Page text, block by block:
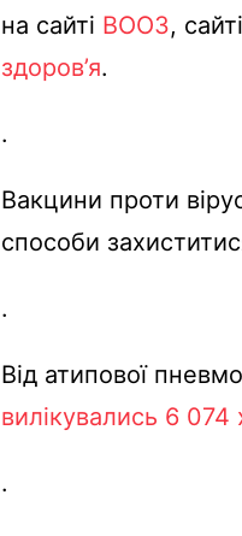
на сайті ВООЗ, сайті
здоров’я.
.
Вакцини проти
способи
.
Від атипової
вилікувались 6 074
.